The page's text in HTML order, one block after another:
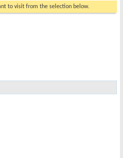
to visit from the selection below.